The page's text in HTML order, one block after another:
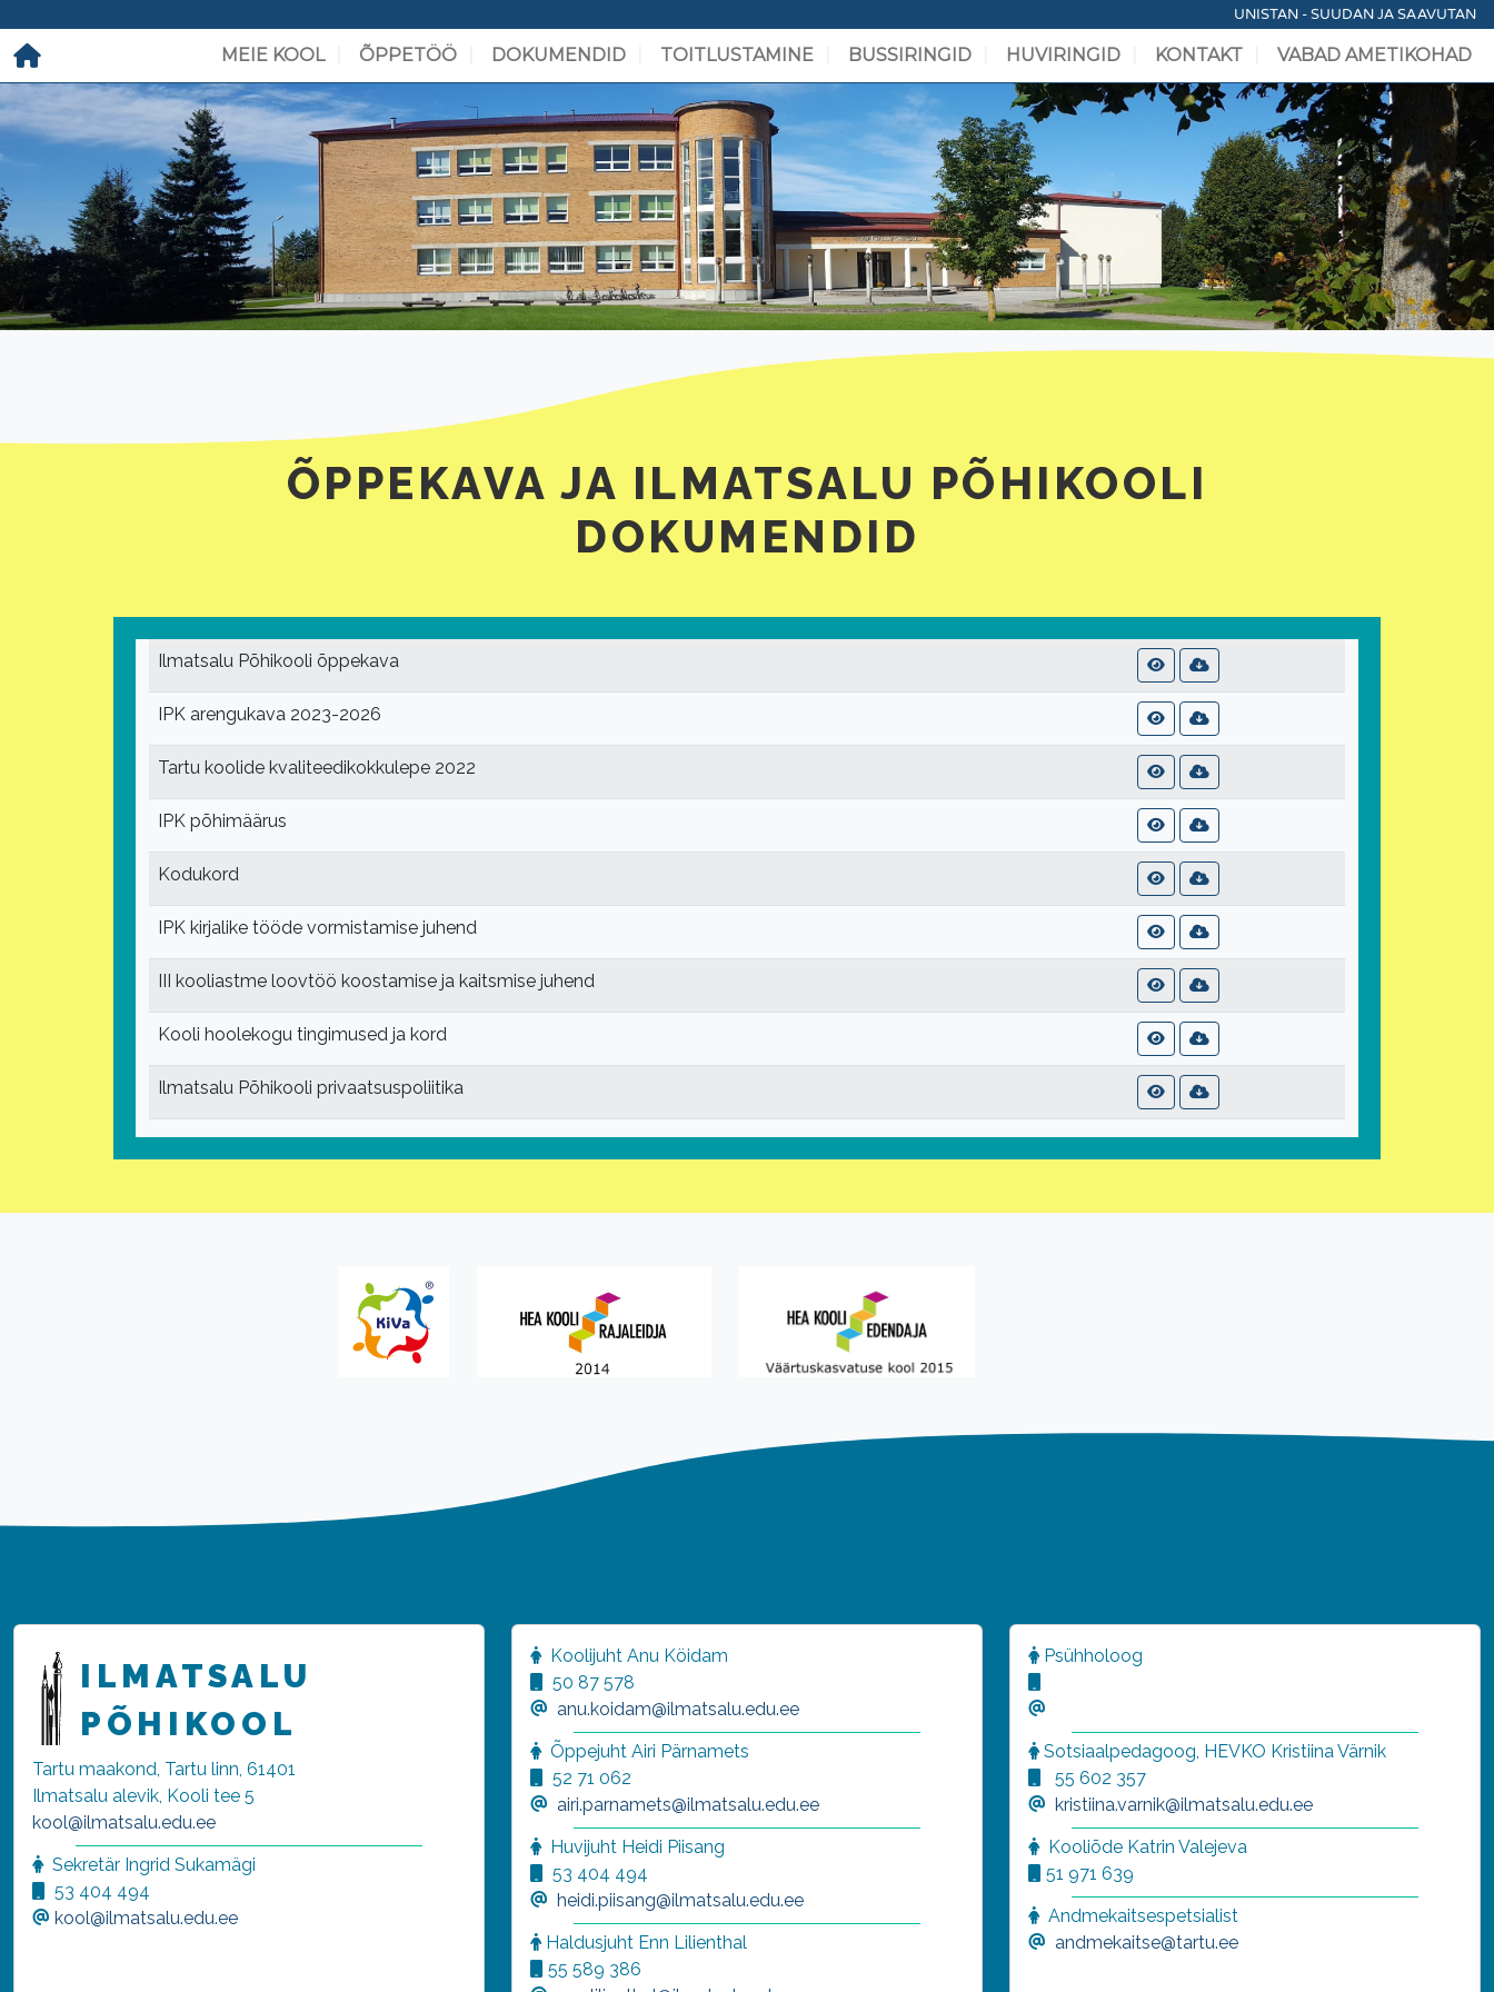
UNISTAN - SUUDAN JA SAAVUTAN
MEIE KOOL ÕPPETÖÖ DOKUMENDID TOITLUSTAMINE BUSSIRINGID HUVIRINGID KONTAKT VABAD AMETIKOHAD
ÕPPEKAVA JA ILMATSALU PÕHIKOOLI
DOKUMENDID
Ilmatsalu Põhikooli õppekava
IPK arengukava 2023-2026
Tartu koolide kvaliteedikokkulepe 2022
IPK põhimäärus
Kodukord
IPK kirjalike tööde vormistamise juhend
III kooliastme loovtöö koostamise ja kaitsmise juhend
Kooli hoolekogu tingimused ja kord
Ilmatsalu Põhikooli privaatsuspoliitika
ILMATSALU
PÕHIKOOL
Tartu maakond, Tartu linn, 61401
Ilmatsalu alevik, Kooli tee 5
kool@ilmatsalu.edu.ee
Sekretär Ingrid Sukamägi
53 404 494
kool@ilmatsalu.edu.ee
Koolijuht Anu Köidam
50 87 578
anu.koidam@ilmatsalu.edu.ee
Õppejuht Airi Pärnamets
52 71 062
airi.parnamets@ilmatsalu.edu.ee
Huvijuht Heidi Piisang
53 404 494
heidi.piisang@ilmatsalu.edu.ee
Haldusjuht Enn Lilienthal
55 589 386
Psühholoog
Sotsiaalpedagoog, HEVKO Kristiina Värnik
55 602 357
kristiina.varnik@ilmatsalu.edu.ee
Kooliõde Katrin Valejeva
51 971 639
Andmekaitsespetsialist
andmekaitse@tartu.ee